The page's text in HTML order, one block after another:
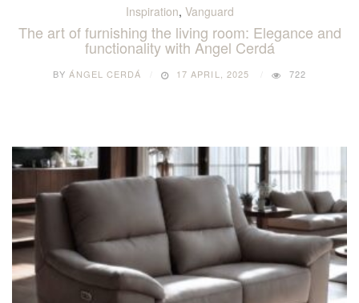
Inspiration, Vanguard
The art of furnishing the living room: Elegance and
functionality with Angel Cerdá
BY ÁNGEL CERDÁ 17 APRIL, 2025 722